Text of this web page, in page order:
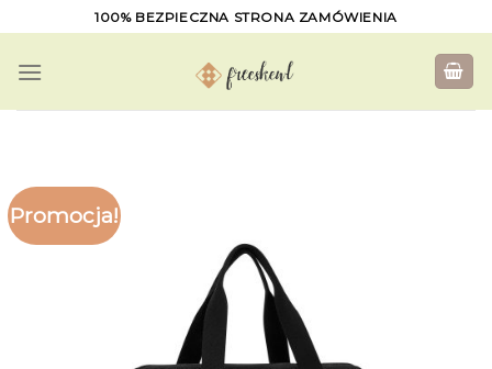
to
content
100% BEZPIECZNA STRONA ZAMÓWIENIA
Promocja!